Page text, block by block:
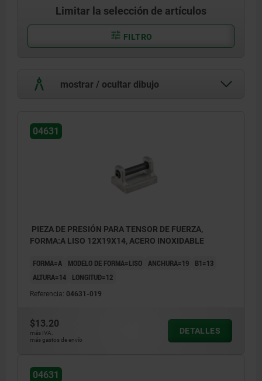
Limitar la selección de artículos
FILTRO
mostrar / ocultar dibujo
04631
PIEZA DE PRESIÓN PARA TENSOR DE FUERZA,
FORMA:A LISO 12X19X14, ACERO INOXIDABLE
FORMA=A MODELO DE FORMA=LISO ANCHURA=19
B1=13
ALTURA=14
LONGITUD=12
Referencia: 04631-019
$13.20
más IVA.
más gastos de envío
DETALLES
04631